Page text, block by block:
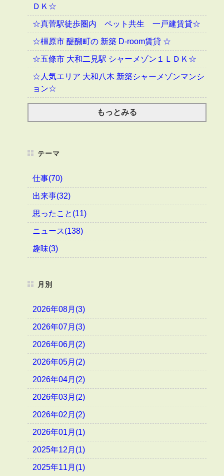
ＤＫ☆
☆真菅駅徒歩圏内 ペット共生 一戸建賃貸☆
☆橿原市 醍醐町の 新築 D-room賃貸 ☆
☆五條市 大和二見駅 シャーメゾン１ＬＤＫ☆
☆人気エリア 大和八木 新築シャーメゾンマンシ
ョン☆
もっとみる
テーマ
仕事(70)
出来事(32)
思ったこと(11)
ニュース(138)
趣味(3)
月別
2026年08月(3)
2026年07月(3)
2026年06月(2)
2026年05月(2)
2026年04月(2)
2026年03月(2)
2026年02月(2)
2026年01月(1)
2025年12月(1)
2025年11月(1)